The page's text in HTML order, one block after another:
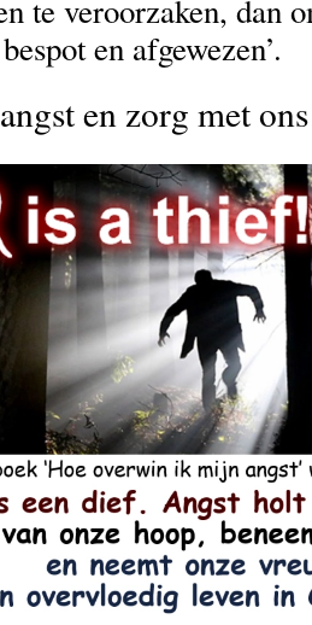
te veroorzaken, dan
en afgewezen’.
en zorg met